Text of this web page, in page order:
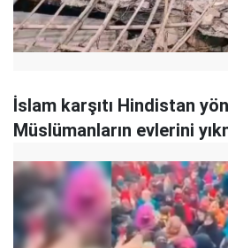
İslam karşıtı Hindistan
Müslümanların evlerini